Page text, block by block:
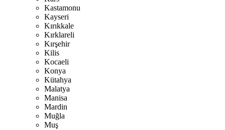
Kastamonu
Kayseri
Kırıkkale
Kırklareli
Kırşehir
Kilis
Kocaeli
Konya
Kütahya
Malatya
Manisa
Mardin
Muğla
Muş